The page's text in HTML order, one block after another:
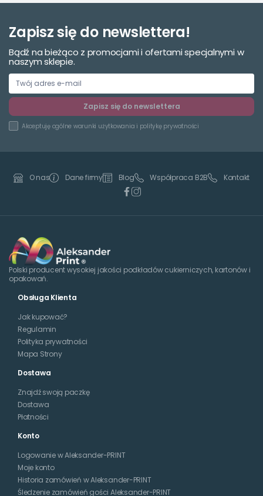
Zapisz się do newslettera!
Bądź na bieżąco z promocjami i ofertami specjalnymi w
naszym sklepie.
Zapisz się do newslettera
Akceptuję ogólne warunki użytkowania i politykę prywatności
O nas Dane firmy Blog Współpraca B2B Kontakt
Polski producent wysokiej jakości podkładów cukierniczych, kartonów i
opakowań.
Obsługa Klienta
Jak kupować?
Regulamin
Polityka prywatności
Mapa Strony
Dostawa
Znajdź swoją paczkę
Dostawa
Płatności
Konto
Logowanie w Aleksander-PRINT
Moje konto
Historia zamówień w Aleksander-PRINT
Śledzenie zamówień gości Aleksander-PRINT